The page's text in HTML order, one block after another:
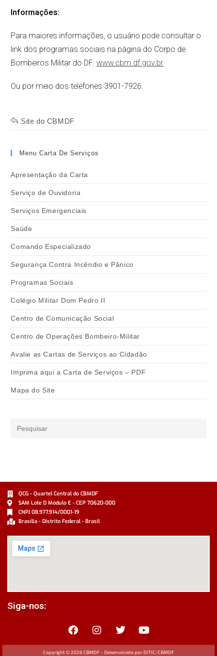
Informações:
Para maiores informações, o usuário pode consultar o
link dos programas sociais na página do Corpo de
Bombeiros Militar do DF:www.cbm.df.gov.br
Ou por meio dos telefones 3901-7926.
Site do CBMDF
Menu Carta De Serviços
Apresentação da Carta
Serviço de Ouvidoria
Serviços Emergenciais
Saúde
Comando Especializado
Segurança Contra Incêndio e Pânico
Programas Sociais
Colégio Militar Dom Pedro II
Centro de Comunicação Social
Centro de Operações Bombeiro-Militar
Avalie as Cartas de Serviços ao Cidadão
Imprima aqui a Carta de Serviços – PDF
Mapa do Site
QCG - Quartel Central do CBMDF
SAM Lote D Módulo E - CEP 70620-000
CNPJ 08.977.914/0001-19
Brasília - Distrito Federal - Brasil
Siga-nos:
Copyright ©2026CBMDF – Desenvolvido por DITIC/CBMDF